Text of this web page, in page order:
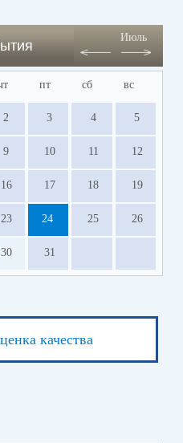
Июль
пт сб вс
2 3 4 5
9 10 11 12
16 17 18 19
23 24 25 26
30 31
качества